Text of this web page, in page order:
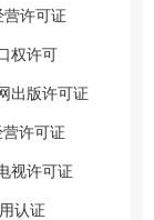
营许可证
权许可
出版许可证
营许可证
视许可证
认证